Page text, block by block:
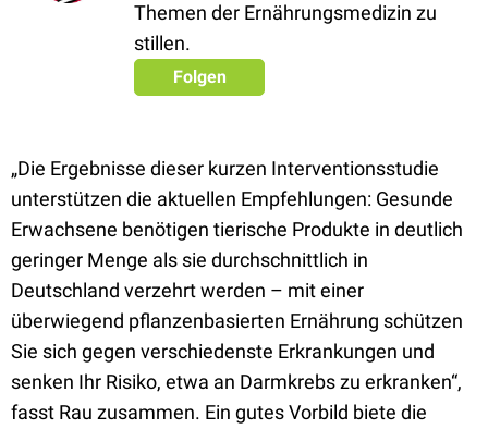
Themen der Ernährungsmedizin zu
stillen.
Folgen
„Die Ergebnisse dieser kurzen Interventionsstudie
unterstützen die aktuellen Empfehlungen: Gesunde
Erwachsene benötigen tierische Produkte in deutlich
geringer Menge als sie durchschnittlich in
Deutschland verzehrt werden – mit einer
überwiegend pflanzenbasierten Ernährung schützen
Sie sich gegen verschiedenste Erkrankungen und
senken Ihr Risiko, etwa an Darmkrebs zu erkranken“,
fasst Rau zusammen. Ein gutes Vorbild biete die